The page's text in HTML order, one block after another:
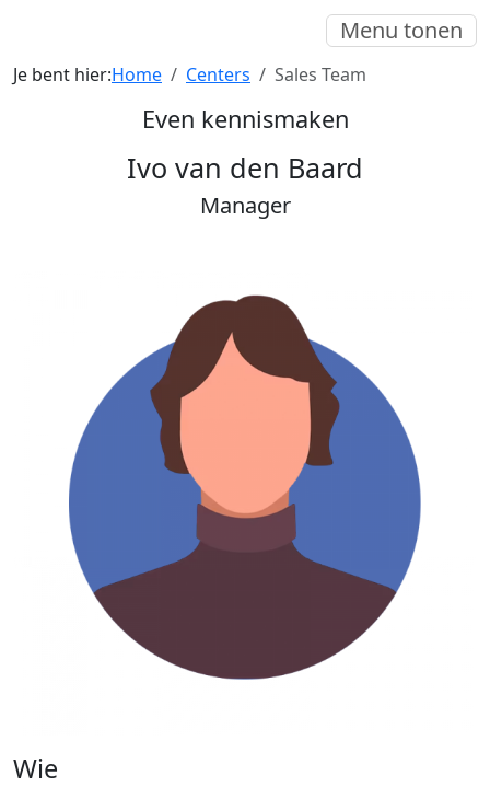
Menu tonen
Je bent hier:Home Centers Sales Team
Even kennismaken
Ivo van den Baard
Manager
Wie